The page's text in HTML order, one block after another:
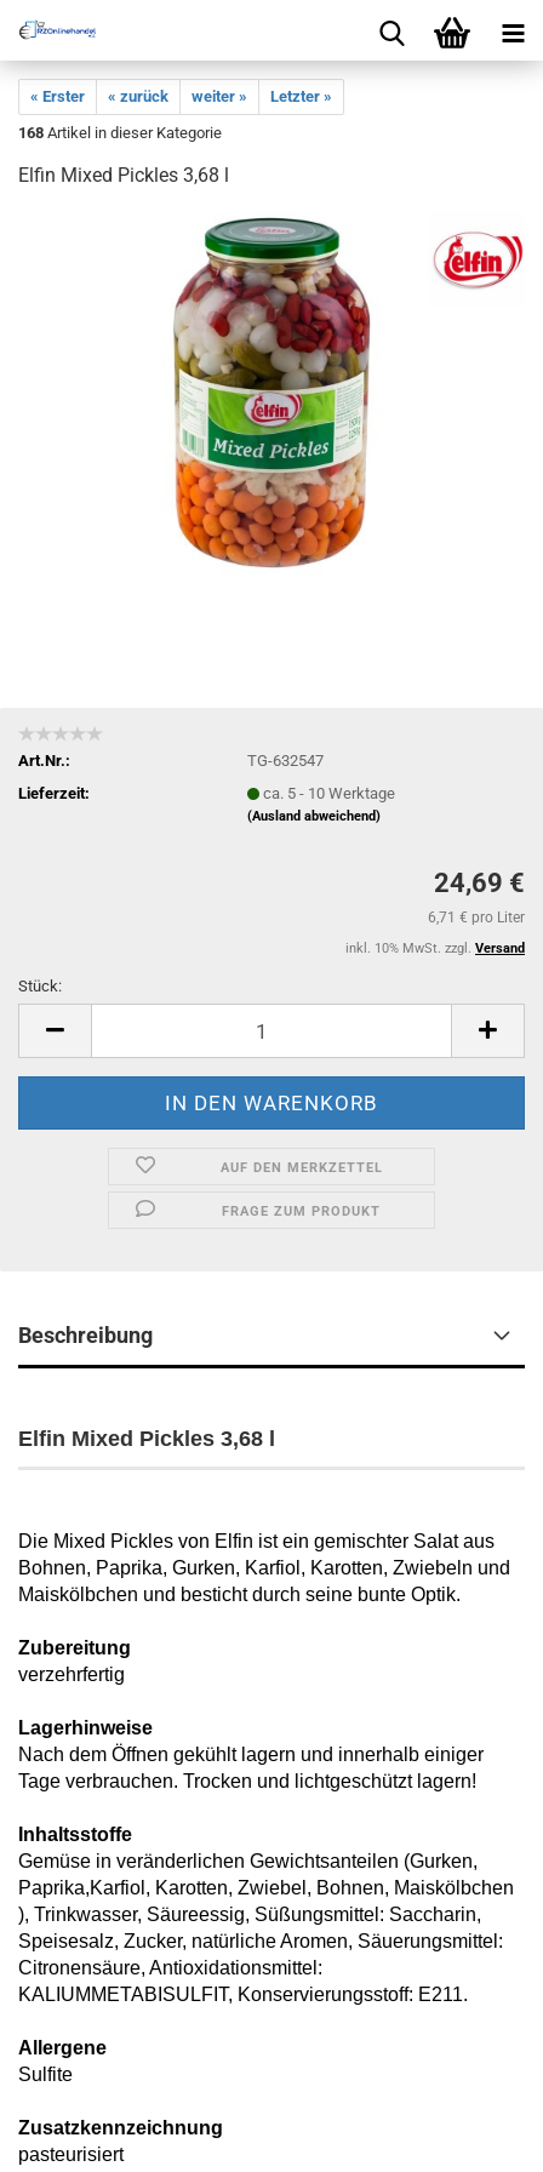
« Erster « zurück weiter »
Letzter »
168 Artikel in dieser Kategorie
Elfin Mixed Pickles 3,68 l
Art.Nr.:
TG-632547
Lieferzeit:
ca. 5 - 10 Werktage
(Ausland abweichend)
24,69 €
6,71 € pro Liter
inkl. 10% MwSt. zzgl. Versand
Stück:
AUF DEN MERKZETTEL
FRAGE ZUM PRODUKT
Beschreibung
Elfin Mixed Pickles 3,68 l
Die Mixed Pickles von Elfin ist ein gemischter Salat aus
Bohnen, Paprika, Gurken, Karfiol, Karotten, Zwiebeln und
Maiskölbchen und besticht durch seine bunte Optik.
Zubereitung
verzehrfertig
Lagerhinweise
Nach dem Öffnen gekühlt lagern und innerhalb einiger
Tage verbrauchen. Trocken und lichtgeschützt lagern!
Inhaltsstoffe
Gemüse in veränderlichen Gewichtsanteilen (Gurken,
Paprika,Karfiol, Karotten, Zwiebel, Bohnen, Maiskölbchen
), Trinkwasser, Säureessig, Süßungsmittel: Saccharin,
Speisesalz, Zucker, natürliche Aromen, Säuerungsmittel:
Citronensäure, Antioxidationsmittel:
KALIUMMETABISULFIT, Konservierungsstoff: E211.
Allergene
Sulfite
Zusatzkennzeichnung
pasteurisiert